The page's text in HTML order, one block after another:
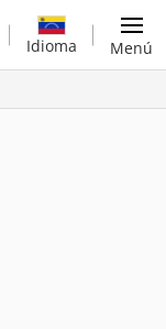
Idioma Menú